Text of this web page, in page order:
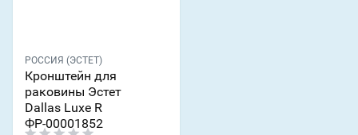
РОССИЯ (ЭСТЕТ)
Кронштейн для
раковины Эстет
Dallas Luxe R
ФР-00001852